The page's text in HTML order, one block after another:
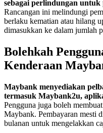
sebagai perlindungan untuk
Rancangan ini melindungi
berlaku kematian atau hilang
dimasukkan ke dalam jumlah
Bolehkah
Kenderaan
Maybank menyediakan
termasuk Maybank2u,
Pengguna juga boleh
Maybank. Pembayaran mesti
bulanan untuk mengelakkan